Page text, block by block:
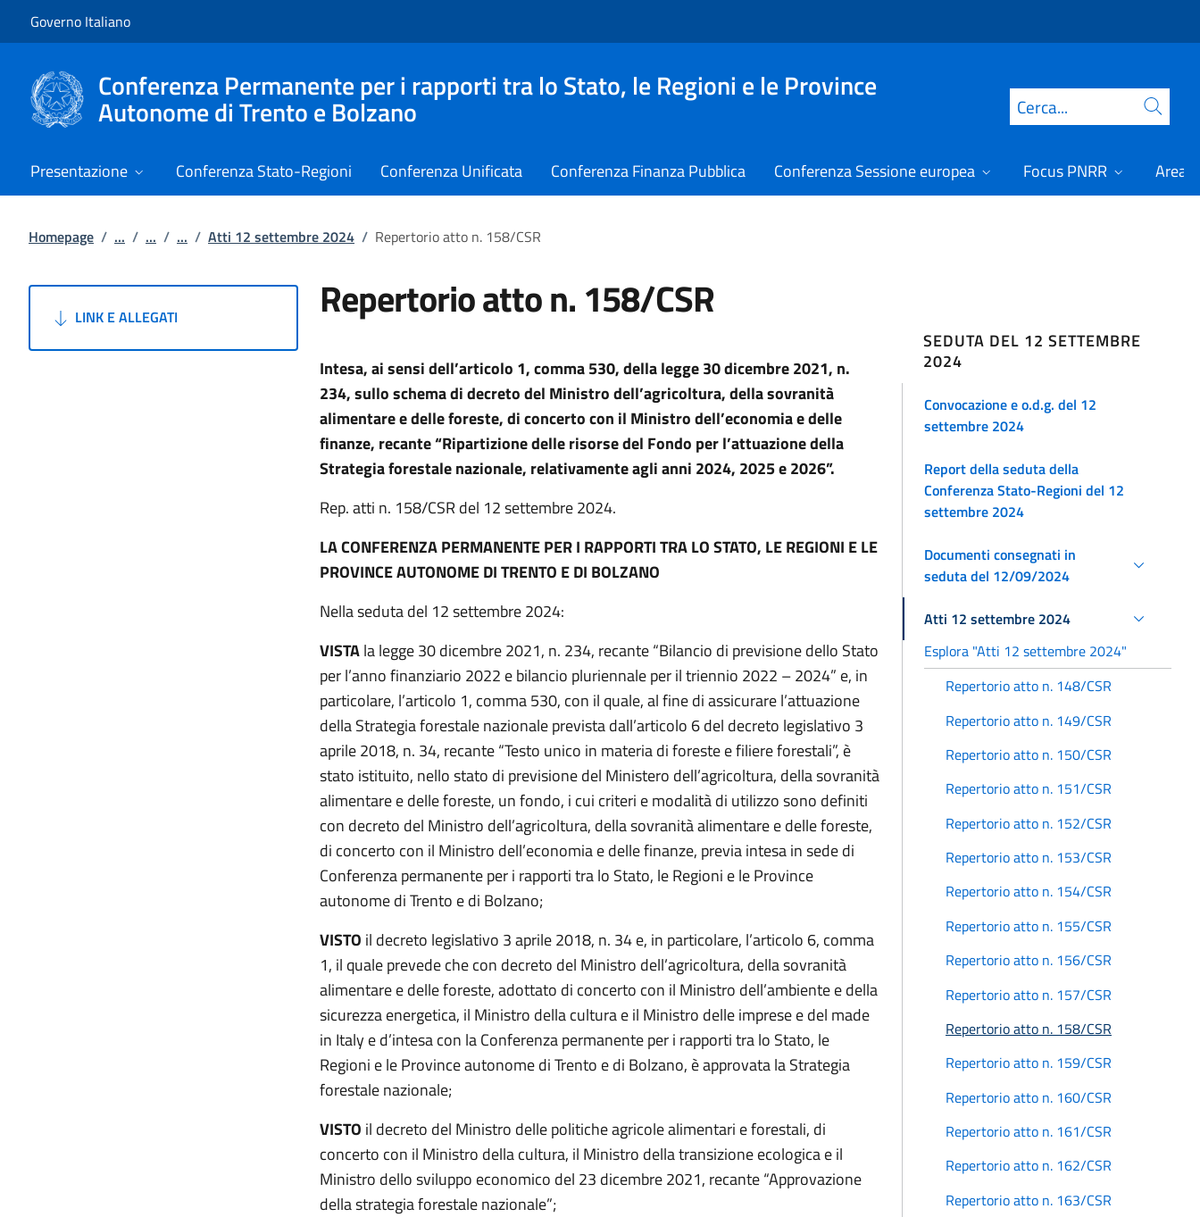
Governo Italiano
Conferenza Permanente per i rapporti tra lo Stato, le Regioni e le Province
Autonome di Trento e Bolzano Cerca
Presentazione Conferenza Stato-Regioni Conferenza Unificata Conferenza Finanza Pubblica Conferenza Sessione europea Focus PNRR Area
Homepage / ... / ... / ... / Atti 12 settembre 2024 / Repertorio atto n. 158/CSR
LINK E ALLEGATI Repertorio atto n. 158/CSR
Intesa, ai sensi dell’articolo 1, comma 530, della legge 30 dicembre 2021, n.
234, sullo schema di decreto del Ministro dell’agricoltura, della sovranità
alimentare e delle foreste, di concerto con il Ministro dell’economia e delle
finanze, recante “Ripartizione delle risorse del Fondo per l’attuazione della
Strategia forestale nazionale, relativamente agli anni 2024, 2025 e 2026”.
Rep. atti n. 158/CSR del 12 settembre 2024.
LA CONFERENZA PERMANENTE PER I RAPPORTI TRA LO STATO, LE REGIONI E LE
PROVINCE AUTONOME DI TRENTO E DI BOLZANO
Nella seduta del 12 settembre 2024:
VISTAla legge 30 dicembre 2021, n. 234, recante “Bilancio di previsione dello Stato
per l’anno finanziario 2022 e bilancio pluriennale per il triennio 2022 – 2024” e, in
particolare, l’articolo 1, comma 530, con il quale, al fine di assicurare l’attuazione
della Strategia forestale nazionale prevista dall’articolo 6 del decreto legislativo 3
aprile 2018, n. 34, recante “Testo unico in materia di foreste e filiere forestali”, è
stato istituito, nello stato di previsione del Ministero dell’agricoltura, della sovranità
alimentare e delle foreste, un fondo, i cui criteri e modalità di utilizzo sono definiti
con decreto del Ministro dell’agricoltura, della sovranità alimentare e delle foreste,
di concerto con il Ministro dell’economia e delle finanze, previa intesa in sede di
Conferenza permanente per i rapporti tra lo Stato, le Regioni e le Province
autonome di Trento e di Bolzano;
VISTO il decreto legislativo 3 aprile 2018, n. 34 e, in particolare, l’articolo 6, comma
1, il quale prevede che con decreto del Ministro dell’agricoltura, della sovranità
alimentare e delle foreste, adottato di concerto con il Ministro dell’ambiente e della
sicurezza energetica, il Ministro della cultura e il Ministro delle imprese e del made
in Italy e d’intesa con la Conferenza permanente per i rapporti tra lo Stato, le
Regioni e le Province autonome di Trento e di Bolzano, è approvata la Strategia
forestale nazionale;
VISTO il decreto del Ministro delle politiche agricole alimentari e forestali, di
concerto con il Ministro della cultura, il Ministro della transizione ecologica e il
Ministro dello sviluppo economico del 23 dicembre 2021, recante “Approvazione
della strategia forestale nazionale”;
SEDUTA DEL 12 SETTEMBRE
2024
Convocazione e o.d.g. del 12
settembre 2024
Report della seduta della
Conferenza Stato-Regioni del 12
settembre 2024
Documenti consegnati in
seduta del 12/09/2024
Atti 12 settembre 2024
Esplora "Atti 12 settembre 2024"
Repertorio atto n. 148/CSR
Repertorio atto n. 149/CSR
Repertorio atto n. 150/CSR
Repertorio atto n. 151/CSR
Repertorio atto n. 152/CSR
Repertorio atto n. 153/CSR
Repertorio atto n. 154/CSR
Repertorio atto n. 155/CSR
Repertorio atto n. 156/CSR
Repertorio atto n. 157/CSR
Repertorio atto n. 158/CSR
Repertorio atto n. 159/CSR
Repertorio atto n. 160/CSR
Repertorio atto n. 161/CSR
Repertorio atto n. 162/CSR
Repertorio atto n. 163/CSR